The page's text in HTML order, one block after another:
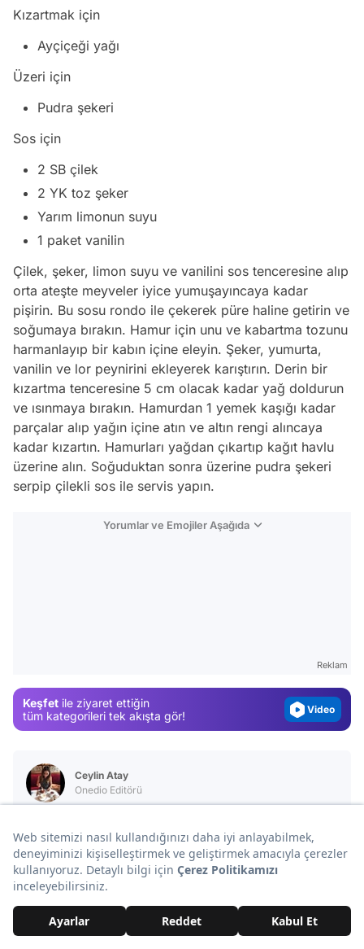
Kızartmak için
Ayçiçeği yağı
Üzeri için
Pudra şekeri
Sos için
2 SB çilek
2 YK toz şeker
Yarım limonun suyu
1 paket vanilin
Çilek, şeker, limon suyu ve vanilini sos tenceresine alıp
orta ateşte meyveler iyice yumuşayıncaya kadar
pişirin. Bu sosu rondo ile çekerek püre haline getirin ve
soğumaya bırakın. Hamur için unu ve kabartma tozunu
harmanlayıp bir kabın içine eleyin. Şeker, yumurta,
vanilin ve lor peynirini ekleyerek karıştırın. Derin bir
kızartma tenceresine 5 cm olacak kadar yağ doldurun
ve ısınmaya bırakın. Hamurdan 1 yemek kaşığı kadar
parçalar alıp yağın içine atın ve altın rengi alıncaya
kadar kızartın. Hamurları yağdan çıkartıp kağıt havlu
üzerine alın. Soğuduktan sonra üzerine pudra şekeri
serpip çilekli sos ile servis yapın.
Yorumlar ve Emojiler Aşağıda
Reklam
Keşfet ile ziyaret ettiğin
tüm kategorileri tek akışta gör!
Video
Ceylin Atay
Onedio Editörü
Sana Özel Seçtiklerimiz